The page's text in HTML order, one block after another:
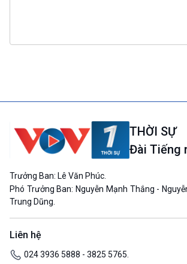
THỜI SỰ
Đài Tiếng
Trưởng Ban: Lê Văn Phúc.
Phó Trưởng Ban: Nguyễn Mạnh Thắng -
Trung Dũng.
Liên hệ
024 3936 5888 - 3825 5765.